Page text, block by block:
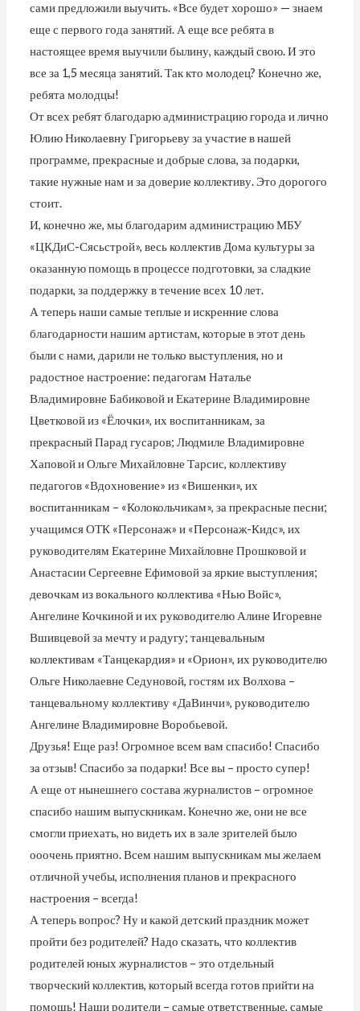
сами предложили выучить. «Все будет хорошо» — знаем
еще с первого года занятий. А еще все ребята в
настоящее время выучили былину, каждый свою. И это
все за 1,5 месяца занятий. Так кто молодец? Конечно же,
ребята молодцы!
От всех ребят благодарю администрацию города и лично
Юлию Николаевну Григорьеву за участие в нашей
программе, прекрасные и добрые слова, за подарки,
такие нужные нам и за доверие коллективу. Это дорогого
стоит.
И, конечно же, мы благодарим администрацию МБУ
«ЦКДиС-Сясьстрой», весь коллектив Дома культуры за
оказанную помощь в процессе подготовки, за сладкие
подарки, за поддержку в течение всех 10 лет.
А теперь наши самые теплые и искренние слова
благодарности нашим артистам, которые в этот день
были с нами, дарили не только выступления, но и
радостное настроение: педагогам Наталье
Владимировне Бабиковой и Екатерине Владимировне
Цветковой из «Ёлочки», их воспитанникам, за
прекрасный Парад гусаров; Людмиле Владимировне
Хаповой и Ольге Михайловне Тарсис, коллективу
педагогов «Вдохновение» из «Вишенки», их
воспитанникам – «Колокольчикам», за прекрасные песни;
учащимся ОТК «Персонаж» и «Персонаж-Кидс», их
руководителям Екатерине Михайловне Прошковой и
Анастасии Сергеевне Ефимовой за яркие выступления;
девочкам из вокального коллектива «Нью Войс»,
Ангелине Кочкиной и их руководителю Алине Игоревне
Вшивцевой за мечту и радугу; танцевальным
коллективам «Танцекардия» и «Орион», их руководителю
Ольге Николаевне Седуновой, гостям их Волхова –
танцевальному коллективу «ДаВинчи», руководителю
Ангелине Владимировне Воробьевой.
Друзья! Еще раз! Огромное всем вам спасибо! Спасибо
за отзыв! Спасибо за подарки! Все вы – просто супер!
А еще от нынешнего состава журналистов – огромное
спасибо нашим выпускникам. Конечно же, они не все
смогли приехать, но видеть их в зале зрителей было
ооочень приятно. Всем нашим выпускникам мы желаем
отличной учебы, исполнения планов и прекрасного
настроения – всегда!
А теперь вопрос? Ну и какой детский праздник может
пройти без родителей? Надо сказать, что коллектив
родителей юных журналистов – это отдельный
творческий коллектив, который всегда готов прийти на
помощь! Наши родители – самые ответственные, самые